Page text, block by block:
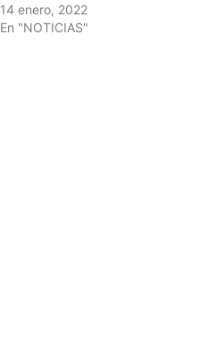
14 enero, 2022
En "NOTICIAS"